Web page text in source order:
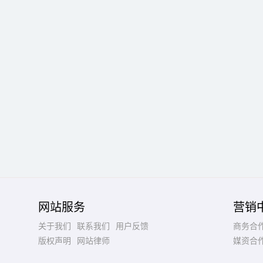
网站服务
关于我们 联系我们
用户反馈
版权声明
网站律师
营销
商务合
媒资合